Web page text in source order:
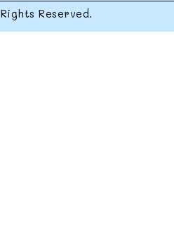
Reserved.